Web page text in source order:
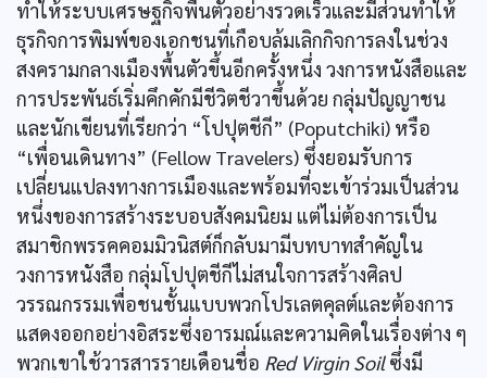
ทำให้ระบบเศรษฐกิจพื้นตัวอย่างรวดเร็วและมีส่วนทำให้
ธุรกิจการพิมพ์ของเอกชนที่เกือบล้มเลิกกิจการลงในช่วง
สงครามกลางเมืองพื้นตัวขึ้นอีกครั้งหนึ่ง วงการหนังสือและ
การประพันธ์เริ่มคึกคักมีชีวิตชีวาขึ้นด้วย กลุ่มปัญญาชน
และนักเขียนที่เรียกว่า “โปปุตชีกี” (Poputchiki) หรือ
“เพื่อนเดินทาง” (Fellow Travelers) ซึ่งยอมรับการ
เปลี่ยนแปลงทางการเมืองและพร้อมที่จะเข้าร่วมเป็นส่วน
หนึ่งของการสร้างระบอบสังคมนิยม แต่ไม่ต้องการเป็น
สมาชิกพรรคคอมมิวนิสต์ก็กลับมามีบทบาทสำคัญใน
วงการหนังสือ กลุ่มโปปุตชีกีไม่สนใจการสร้างศิลป
วรรณกรรมเพื่อชนชั้นแบบพวกโปรเลตคุลต์และต้องการ
แสดงออกอย่างอิสระซึ่งอารมณ์และความคิดในเรื่องต่าง ๆ
พวกเขาใช้วารสารรายเดือนชื่อ Red Virgin Soilซึ่งมี